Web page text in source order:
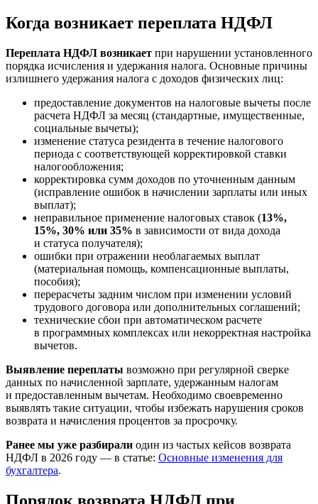
Когда возникает переплата НДФЛ
Переплата НДФЛ возникает при нарушении установленного
порядка исчисления и удержания налога. Основные причины
излишнего удержания налога с доходов физических лиц:
предоставление документов на налоговые вычеты после
расчета НДФЛ за месяц (стандартные, имущественные,
социальные вычеты);
изменение статуса резидента в течение налогового
периода с соответствующей корректировкой ставки
налогообложения;
корректировка сумм доходов по уточненным данным
(исправление ошибок в начислении зарплаты или иных
выплат);
неправильное применение налоговых ставок (13%,
15%, 30% или 35% в зависимости от вида дохода
и статуса получателя);
ошибки при отражении необлагаемых выплат
(материальная помощь, компенсационные выплаты,
пособия);
перерасчеты задним числом при изменении условий
трудового договора или дополнительных соглашений;
технические сбои при автоматическом расчете
в программных комплексах или некорректная настройка
вычетов.
Выявление переплаты возможно при регулярной сверке
данных по начисленной зарплате, удержанным налогам
и предоставленным вычетам. Необходимо своевременно
выявлять такие ситуации, чтобы избежать нарушения сроков
возврата и начисления процентов за просрочку.
Ранее мы уже разбирали один из частых кейсов возврата
НДФЛ в 2026 году — в статье: Основные изменения для
бухгалтера.